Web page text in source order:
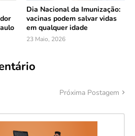
Dia Nacional da Imunização:
vacinas podem salvar vidas
em qualquer idade
23 Maio, 2026
Próxima Postagem